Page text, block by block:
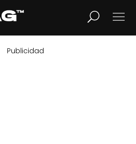
LIFESTYLE
Publicidad